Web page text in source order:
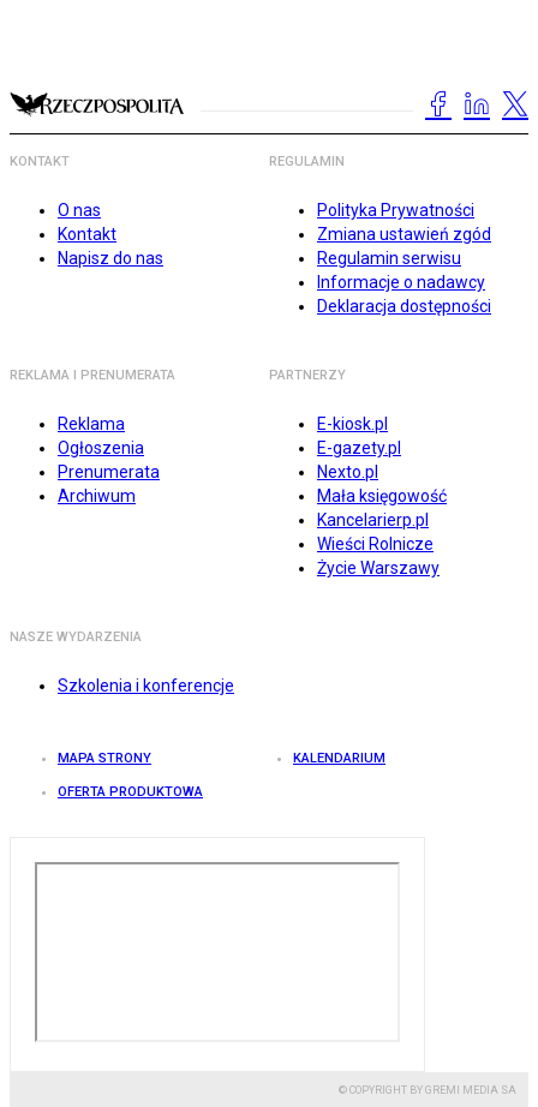
KONTAKT
O nas
Kontakt
Napisz do nas
REGULAMIN
Polityka Prywatności
Zmiana ustawień zgód
Regulamin serwisu
Informacje o nadawcy
Deklaracja dostępności
REKLAMA I PRENUMERATA
Reklama
Ogłoszenia
Prenumerata
Archiwum
PARTNERZY
E-kiosk.pl
E-gazety.pl
Nexto.pl
Mała księgowość
Kancelarierp.pl
Wieści Rolnicze
Życie Warszawy
NASZE WYDARZENIA
Szkolenia i konferencje
MAPA STRONY KALENDARIUM
OFERTA PRODUKTOWA
© COPYRIGHT BY GREMI MEDIA SA